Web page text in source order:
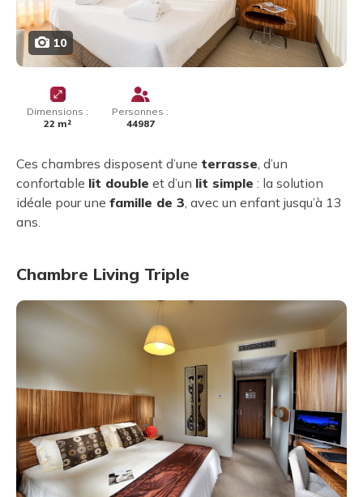
10
Dimensions :
22 m²
Personnes :
44987
Ces chambres disposent d’une terrasse, d’un
confortable lit double et d’un lit simple : la solution
idéale pour une famille de 3, avec un enfant jusqu’à 13
ans.
Chambre Living Triple